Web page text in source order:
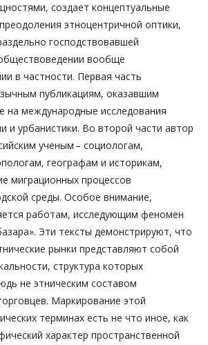
создает концептуальные
этноцентричной оптики,
господствовавшей
вообще
в частности. Первая часть
публикациям, оказавшим
на международные исследования
и урбанистики. Во второй части автор
ученым – социологам,
географам и историкам,
миграционных процессов
среды. Особое внимание,
работам, исследующим феномен
Эти тексты демонстрируют, что
рынки представляют собой
структура которых
не этническим составом
Маркирование этой
терминах есть не что иное, как
характер пространственной